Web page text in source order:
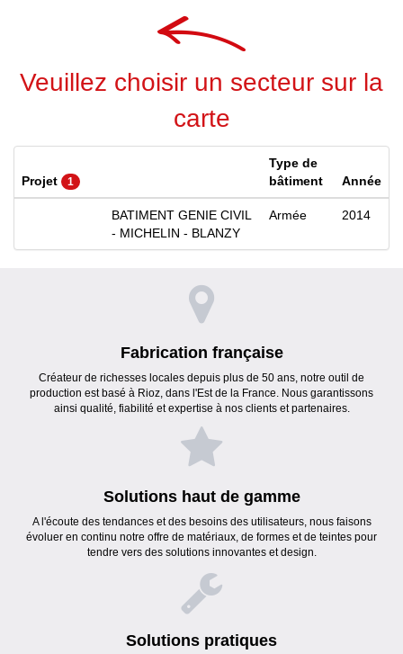
Veuillez choisir un secteur sur la
carte
Projet 1
Type de
bâtiment
Année
BATIMENT GENIE CIVIL
- MICHELIN - BLANZY
Armée 2014
Fabrication française
Créateur de richesses locales depuis plus de 50 ans, notre outil de
production est basé à Rioz, dans l'Est de la France. Nous garantissons
ainsi qualité, fiabilité et expertise à nos clients et partenaires.
Solutions haut de gamme
A l'écoute des tendances et des besoins des utilisateurs, nous faisons
évoluer en continu notre offre de matériaux, de formes et de teintes pour
tendre vers des solutions innovantes et design.
Solutions pratiques